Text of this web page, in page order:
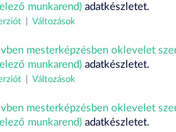
munkarend) adatkészletet.
Változások
mesterképzésben oklevelet
munkarend) adatkészletet.
Változások
mesterképzésben oklevelet
munkarend) adatkészletet.